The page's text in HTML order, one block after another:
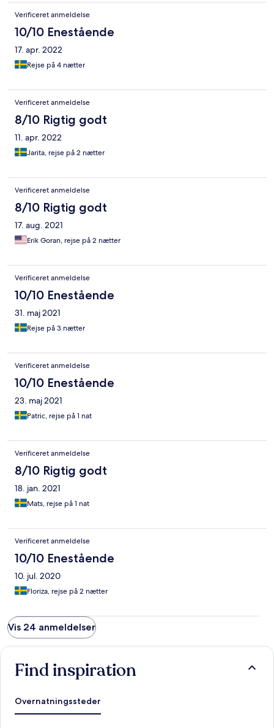
Verificeret anmeldelse
10/10 Enestående
17. apr. 2022
Rejse på 4 nætter
Verificeret anmeldelse
8/10 Rigtig godt
11. apr. 2022
Jarita, rejse på 2 nætter
Verificeret anmeldelse
8/10 Rigtig godt
17. aug. 2021
Erik Goran, rejse på 2 nætter
Verificeret anmeldelse
10/10 Enestående
31. maj 2021
Rejse på 3 nætter
Verificeret anmeldelse
10/10 Enestående
23. maj 2021
Patric, rejse på 1 nat
Verificeret anmeldelse
8/10 Rigtig godt
18. jan. 2021
Mats, rejse på 1 nat
Verificeret anmeldelse
10/10 Enestående
10. jul. 2020
Floriza, rejse på 2 nætter
Vis 24 anmeldelser
Find inspiration
Overnatningssteder